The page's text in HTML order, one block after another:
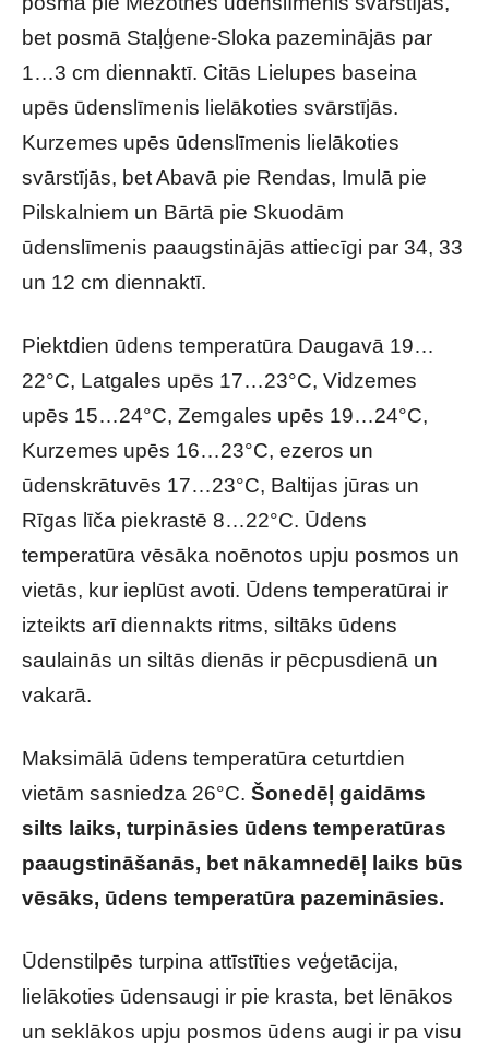
bet posmā Staļģene-Sloka pazeminājās par
1…3 cm diennaktī. Citās Lielupes baseina
upēs ūdenslīmenis lielākoties svārstījās.
Kurzemes upēs ūdenslīmenis lielākoties
svārstījās, bet Abavā pie Rendas, Imulā pie
Pilskalniem un Bārtā pie Skuodām
ūdenslīmenis paaugstinājās attiecīgi par 34, 33
un 12 cm diennaktī.
Piektdien ūdens temperatūra Daugavā 19…
22°C, Latgales upēs 17…23°C, Vidzemes
upēs 15…24°C, Zemgales upēs 19…24°C,
Kurzemes upēs 16…23°C, ezeros un
ūdenskrātuvēs 17…23°C, Baltijas jūras un
Rīgas līča piekrastē 8…22°C. Ūdens
temperatūra vēsāka noēnotos upju posmos un
vietās, kur ieplūst avoti. Ūdens temperatūrai ir
izteikts arī diennakts ritms, siltāks ūdens
saulainās un siltās dienās ir pēcpusdienā un
vakarā.
Maksimālā ūdens temperatūra ceturtdien
vietām sasniedza 26°C. Šonedēļ gaidāms
silts laiks, turpināsies ūdens temperatūras
paaugstināšanās, bet nākamnedēļ laiks būs
vēsāks, ūdens temperatūra pazemināsies.
Ūdenstilpēs turpina attīstīties veģetācija,
lielākoties ūdensaugi ir pie krasta, bet lēnākos
un seklākos upju posmos ūdens augi ir pa visu